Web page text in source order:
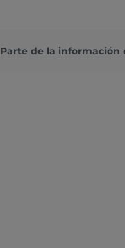
Parte de la información